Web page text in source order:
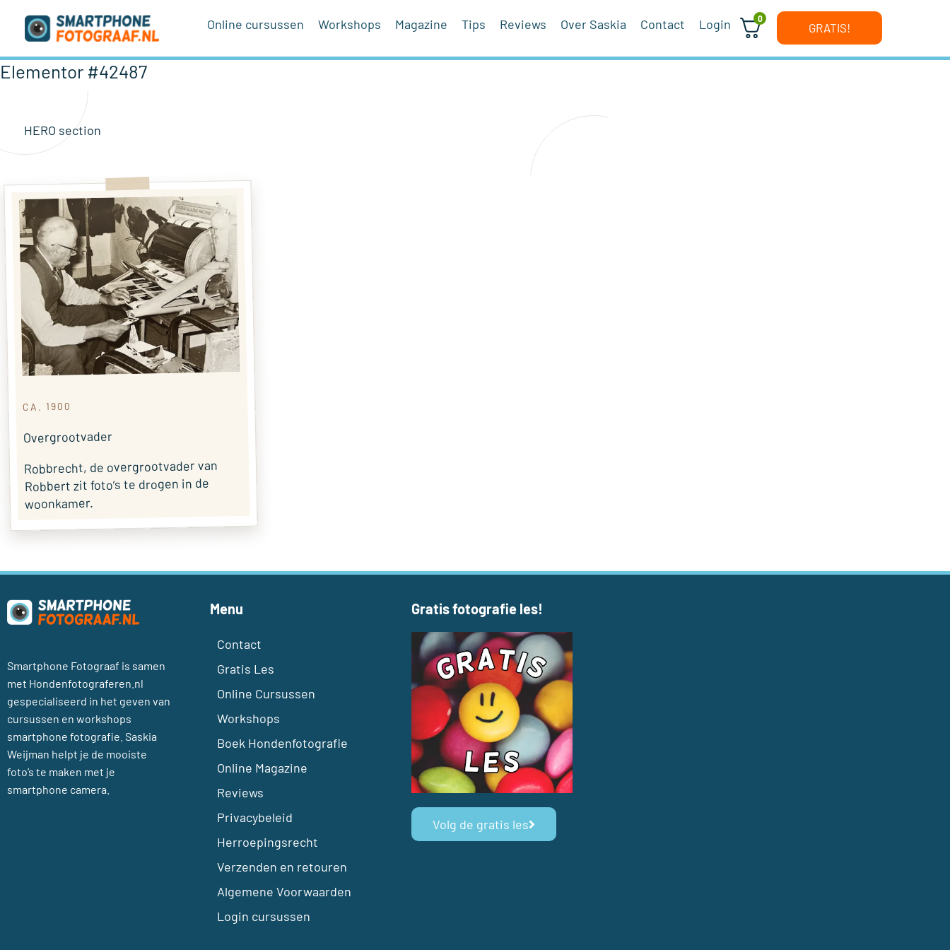
inhoud
Online cursussen Workshops Magazine Tips Reviews Over Saskia Contact Login 0
GRATIS!
Elementor #42487
HERO section
CA. 1900
Overgrootvader
Robbrecht, de overgrootvader van
Robbert zit foto’s te drogen in de
woonkamer.
Smartphone Fotograaf is samen
met Hondenfotograferen.nl
gespecialiseerd in het geven van
cursussen en workshops
smartphone fotografie. Saskia
Weijman helpt je de mooiste
foto’s te maken met je
smartphone camera.
Menu
Contact
Gratis Les
Online Cursussen
Workshops
Boek Hondenfotografie
Online Magazine
Reviews
Privacybeleid
Herroepingsrecht
Verzenden en retouren
Algemene Voorwaarden
Login cursussen
Gratis fotografie les!
Volg de gratis les